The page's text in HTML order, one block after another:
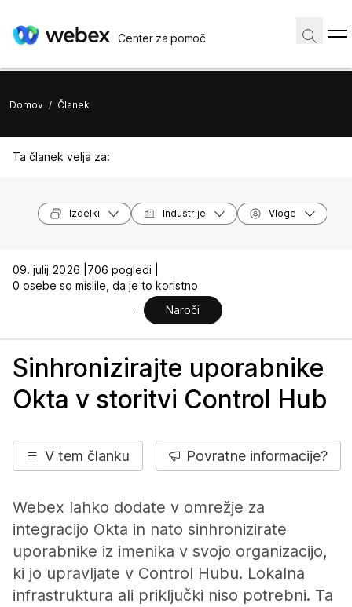
Center za pomoč
Domov / Članek
Ta članek velja za:
Izdelki Industrije Vloge
09. julij 2026 | 706 pogledi |
0 osebe so mislile, da je to koristno
Naroči
Sinhronizirajte uporabnike
Okta v storitvi Control Hub
V tem članku Povratne informacije?
Webex lahko dodate v omrežje za
integracijo Okta in nato sinhronizirate
uporabnike iz imenika v svojo organizacijo,
ki jo upravljate v Control Hubu. Lokalna
infrastruktura ali priključki niso potrebni. Ta